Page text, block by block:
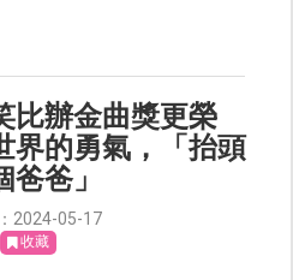
比辦金曲獎更榮
界的勇氣，「抬頭
爸」
2024-05-17
收藏